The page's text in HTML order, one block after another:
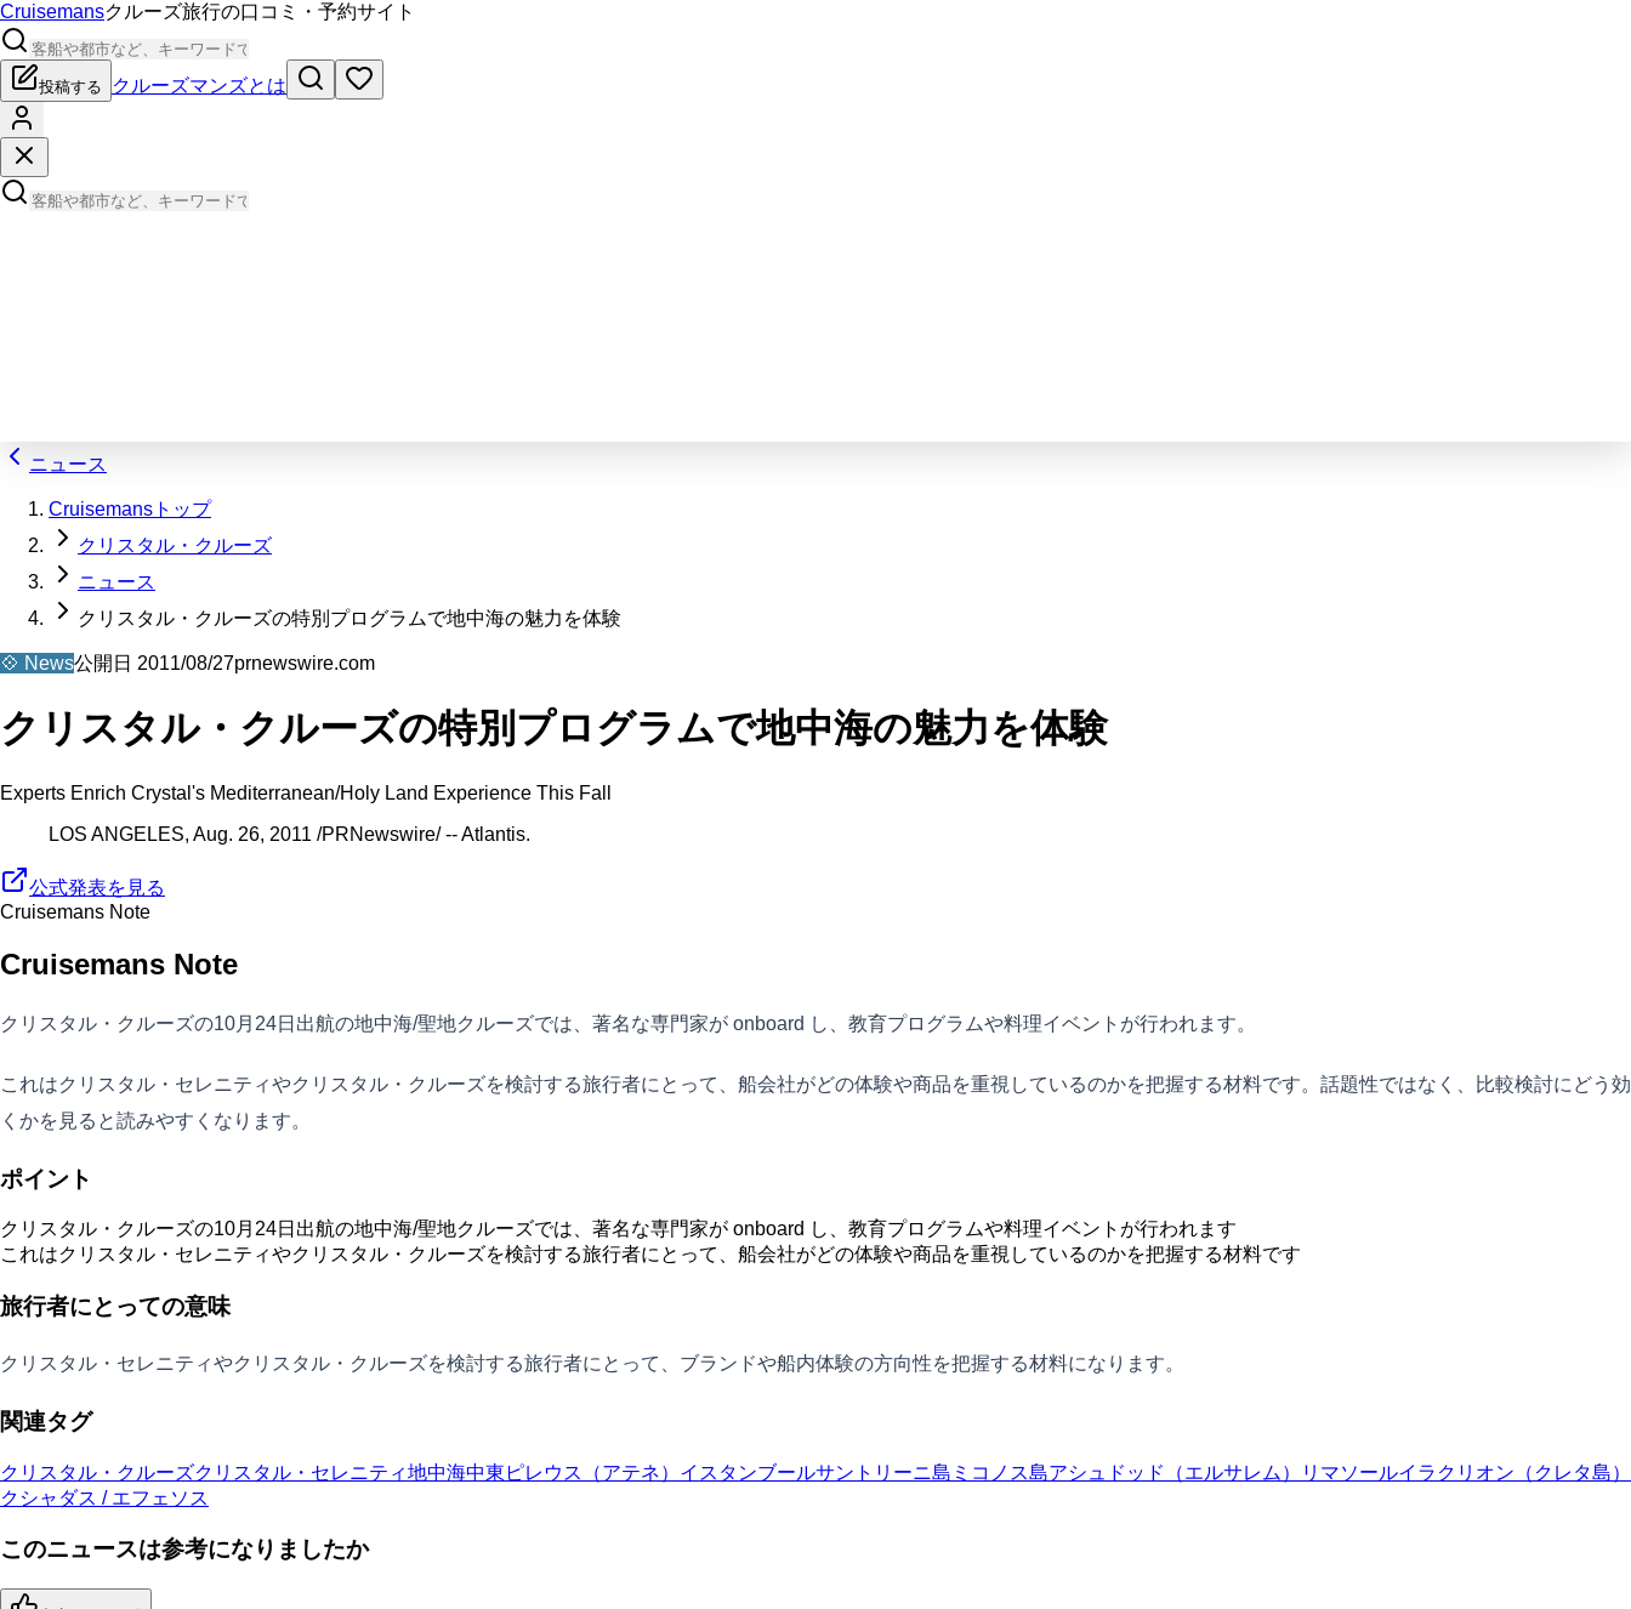
Cruisemansクルーズ旅行の口コミ・予約サイト
投稿する クルーズマンズとは
ニュース
Cruisemansトップ
クリスタル・クルーズ
ニュース
クリスタル・クルーズの特別プログラムで地中海の魅力を体験
💠 News公開日 2011/08/27prnewswire.com
クリスタル・クルーズの特別プログラムで地中海の魅力を体験
Experts Enrich Crystal's Mediterranean/Holy Land Experience This Fall
LOS ANGELES, Aug. 26, 2011 /PRNewswire/ -- Atlantis.
公式発表を見る
Cruisemans Note
Cruisemans Note
クリスタル・クルーズの10月24日出航の地中海/聖地クルーズでは、著名な専門家が onboard し、教育プログラムや料理イベントが行われます。
これはクリスタル・セレニティやクリスタル・クルーズを検討する旅行者にとって、船会社がどの体験や商品を重視しているのかを把握する材料です。話題性ではなく、比較検討にどう効
くかを見ると読みやすくなります。
ポイント
クリスタル・クルーズの10月24日出航の地中海/聖地クルーズでは、著名な専門家が onboard し、教育プログラムや料理イベントが行われます
これはクリスタル・セレニティやクリスタル・クルーズを検討する旅行者にとって、船会社がどの体験や商品を重視しているのかを把握する材料です
旅行者にとっての意味
クリスタル・セレニティやクリスタル・クルーズを検討する旅行者にとって、ブランドや船内体験の方向性を把握する材料になります。
関連タグ
クリスタル・クルーズクリスタル・セレニティ地中海中東 ピレウス（アテネ） イスタンブールサントリーニ島 ミコノス島アシュドッド（エルサレム） リマソールイラクリオン（クレタ島）
クシャダス / エフェソス
このニュースは参考になりましたか